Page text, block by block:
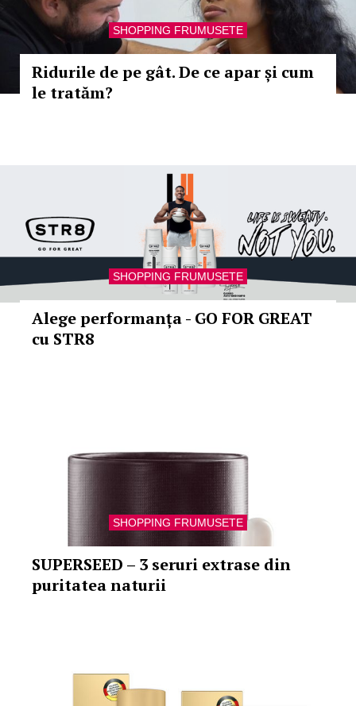
SHOPPING FRUMUSETE
Ridurile de pe gât. De ce apar și cum
le tratăm?
SHOPPING FRUMUSETE
Alege performanța - GO FOR GREAT
cu STR8
SHOPPING FRUMUSETE
SUPERSEED – 3 seruri extrase din
puritatea naturii